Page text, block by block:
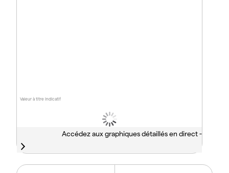
Valeur à titre indicatif
Accédez aux graphiques détaillés en direct -